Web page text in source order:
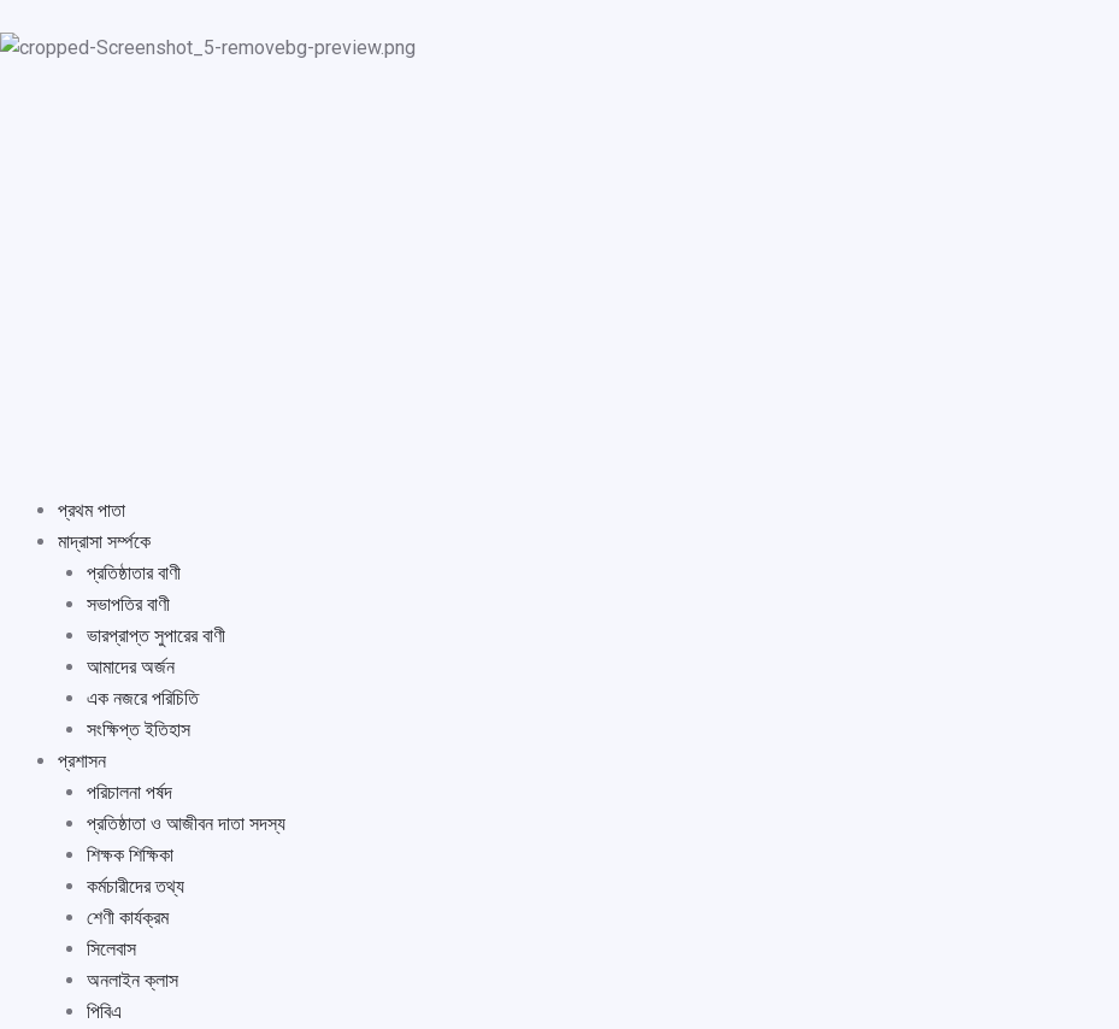
প্রথম পাতা
মাদ্রাসা সর্ম্পকে
প্রতিষ্ঠাতার বাণী
সভাপতির বাণী
ভারপ্রাপ্ত সুপারের বাণী
আমাদের অর্জন
এক নজরে পরিচিতি
সংক্ষিপ্ত ইতিহাস
প্রশাসন
পরিচালনা পর্ষদ
প্রতিষ্ঠাতা ও আজীবন দাতা সদস্য
শিক্ষক শিক্ষিকা
কর্মচারীদের তথ্য
শেণী কার্যক্রম
সিলেবাস
অনলাইন ক্লাস
পিবিএ